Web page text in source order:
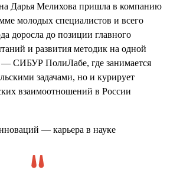
Дарья Мелихова пришла в компанию
молодых специалистов и всего
доросла до позиции главного
и развития методик на одной
СИБУР ПолиЛабе, где занимается
задачами, но и курирует
взаимоотношений в России